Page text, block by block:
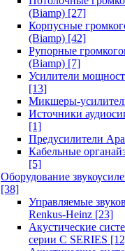
(Biamp) [27]
Корпусные
(Biamp) [42]
Рупорные
(Biamp) [7]
Усилители
[13]
Микшеры-
Источники
[1]
Предусилители
Кабельные
[5]
Оборудование
[38]
Управляемые
Renkus-Heinz [23]
Акустические
серии C SERIES